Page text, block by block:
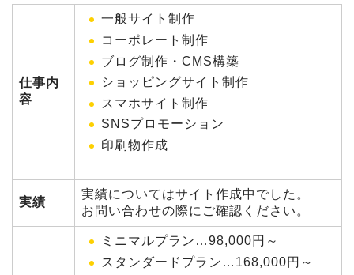
仕事内
容
一般サイト制作
コーポレート制作
ブログ制作・CMS構築
ショッピングサイト制作
スマホサイト制作
SNSプロモーション
印刷物作成
実績
実績についてはサイト作成中でした。
お問い合わせの際にご確認ください。
ミニマルプラン…98,000円～
スタンダードプラン…168,000円～